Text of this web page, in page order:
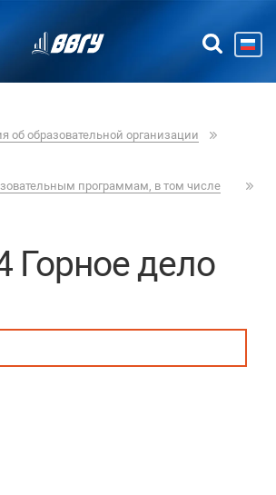
об образовательной организации
программам, в том числе
Горное дело